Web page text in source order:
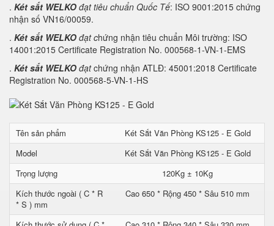
. Két sắt WELKO đạt tiêu chuẩn Quốc Tế: ISO 9001:2015 chứng
nhận số VN16/00059.
. Két sắt WELKO đạt chứng nhận tiêu chuẩn Môi trường: ISO
14001:2015 Certificate Registration No. 000568-1-VN-1-EMS
. Két sắt WELKO đạtchứng nhận ATLĐ: 45001:2018 Certificate
Registration No. 000568-5-VN-1-HS
Tên sản phẩm
Két Sắt Văn Phòng KS125 - E Gold
Model
Két Sắt Văn Phòng KS125 - E Gold
Trọng lượng
120Kg ± 10Kg
Kích thước ngoài ( C * R
* S ) mm
Cao 650 * Rộng 450 * Sâu 510 mm